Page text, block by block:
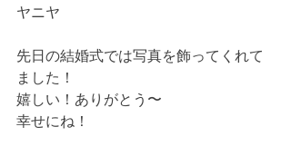
ヤニヤ
先日の結婚式では写真を飾ってくれて
ました！
嬉しい！ありがとう〜
幸せにね！